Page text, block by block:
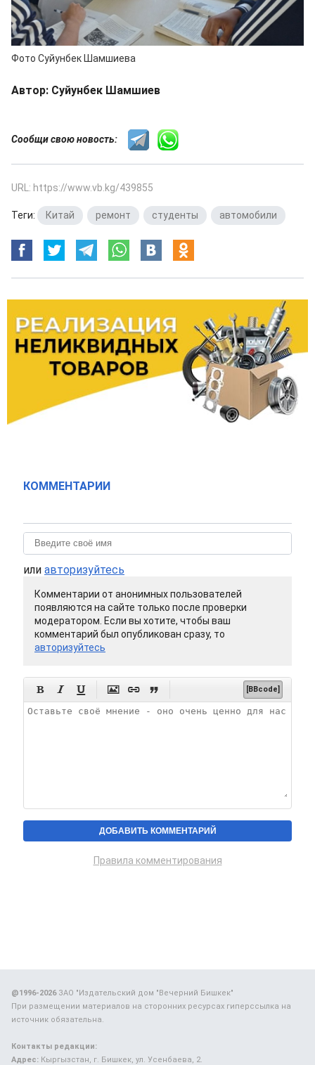
Фото Суйунбек Шамшиева
Автор: Суйунбек Шамшиев
Сообщи свою новость:
URL: https://www.vb.kg/439855
Теги: Китай ремонт студенты автомобили
КОММЕНТАРИИ
или авторизуйтесь
Комментарии от анонимных пользователей
появляются на сайте только после проверки
модератором. Если вы хотите, чтобы ваш
комментарий был опубликован сразу, то
авторизуйтесь
      [BBcode]
Правила комментирования
@1996-2026ЗАО "Издательский дом "Вечерний Бишкек"
При размещении материалов на сторонних ресурсах гиперссылка на
источник обязательна.
Контакты редакции:
Адрес: Кыргызстан, г. Бишкек, ул. Усенбаева, 2.